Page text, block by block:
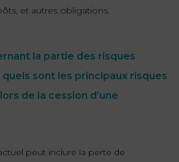
et autres obligations.
la partie des risques
sont les principaux risques
de la cession d’une
peut inclure la perte de